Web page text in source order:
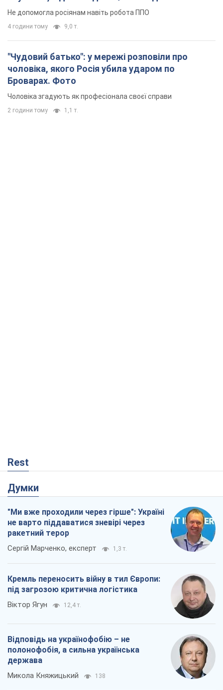
Не допомогла росіянам навіть робота ППО
4 години тому 9,0 т.
"Чудовий батько": у мережі розповіли про
чоловіка, якого Росія убила ударом по
Броварах. Фото
Чоловіка згадують як професіонала своєї справи
2 години тому 1,1 т.
Rest
Думки
"Ми вже проходили через гірше": Україні
не варто піддаватися зневірі через
ракетний терор
Сергій Марченко, експерт 1,3 т.
Кремль переносить війну в тил Європи:
під загрозою критична логістика
Віктор Ягун 12,4 т.
Відповідь на українофобію – не
полонофобія, а сильна українська
держава
Микола Княжицький 138